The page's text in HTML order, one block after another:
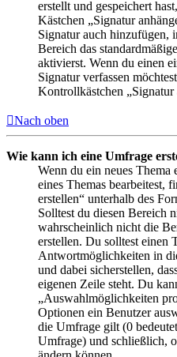
erstellt und gespeichert
Kästchen „Signatur
Signatur auch hinzufügen,
Bereich das
aktivierst. Wenn du einen
Signatur verfassen
Kontrollkästchen
Nach oben
Wie kann ich eine Umfrage
Wenn du ein neues Thema
eines Themas bearbeitest,
erstellen“ unterhalb des
Solltest du diesen Bereich
wahrscheinlich nicht die
erstellen. Du solltest einen
Antwortmöglichkeiten in
und dabei sicherstellen,
eigenen Zeile steht. Du
„Auswahlmöglichkeiten
Optionen ein Benutzer
die Umfrage gilt (0
Umfrage) und schließlich,